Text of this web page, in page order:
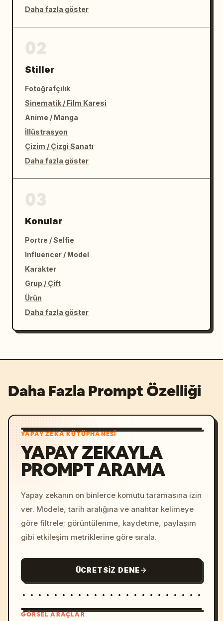
Daha fazla göster
Stiller
Fotoğrafçılık
Sinematik / Film Karesi
Anime / Manga
İllüstrasyon
Çizim / Çizgi Sanatı
Daha fazla göster
Konular
Portre / Selfie
Influencer / Model
Karakter
Grup / Çift
Ürün
Daha fazla göster
Daha Fazla Prompt Özelliği
YAPAY ZEKÂ KÜTÜPHANESI
YAPAY ZEKAYLA
PROMPT ARAMA
Yapay zekanın on binlerce komutu taramasına izin
ver. Modele, tarih aralığına ve anahtar kelimeye
göre filtrele; görüntülenme, kaydetme, paylaşım
gibi etkileşim metriklerine göre sırala.
ÜCRETSIZ DENE
GÖRSEL ARAÇLAR